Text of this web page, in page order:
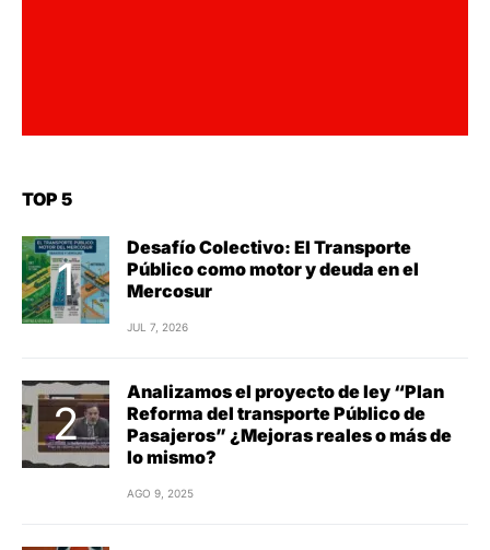
TOP 5
Desafío Colectivo: El Transporte
Público como motor y deuda en el
Mercosur
JUL 7, 2026
Analizamos el proyecto de ley “Plan
Reforma del transporte Público de
Pasajeros” ¿Mejoras reales o más de
lo mismo?
AGO 9, 2025